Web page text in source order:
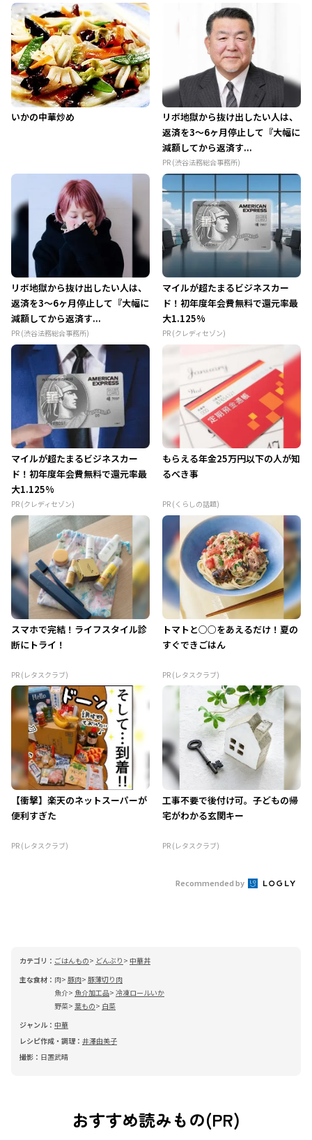
いかの中華炒め
リボ地獄から抜け出したい人は、
返済を3～6ヶ月停止して『大幅に
減額してから返済す...
PR (渋谷法務総合事務所)
リボ地獄から抜け出したい人は、
返済を3～6ヶ月停止して『大幅に
減額してから返済す...
PR (渋谷法務総合事務所)
マイルが超たまるビジネスカー
ド！初年度年会費無料で還元率最
大1.125%
PR (クレディセゾン)
マイルが超たまるビジネスカー
ド！初年度年会費無料で還元率最
大1.125%
PR (クレディセゾン)
もらえる年金25万円以下の人が知
るべき事
PR (くらしの話題)
スマホで完結！ライフスタイル診
断にトライ！
PR (レタスクラブ)
トマトと○○をあえるだけ！夏の
すぐできごはん
PR (レタスクラブ)
【衝撃】楽天のネットスーパーが
便利すぎた
PR (レタスクラブ)
工事不要で後付け可。子どもの帰
宅がわかる玄関キー
PR (レタスクラブ)
Recommended by
カテゴリ： ごはんもの どんぶり
中華丼
主な食材： 肉 豚肉 豚薄切り肉
魚介
魚介加工品 冷凍ロールいか
野菜 葉もの
白菜
ジャンル： 中華
レシピ作成・調理： 井澤由美子
撮影： 日置武晴
おすすめ読みもの(PR)